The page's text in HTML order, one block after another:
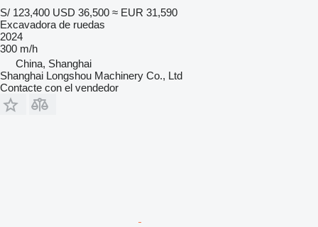
S/ 123,400 USD 36,500 ≈ EUR 31,590
Excavadora de ruedas
2024
300 m/h
China, Shanghai
Shanghai Longshou Machinery Co., Ltd
Contacte con el vendedor